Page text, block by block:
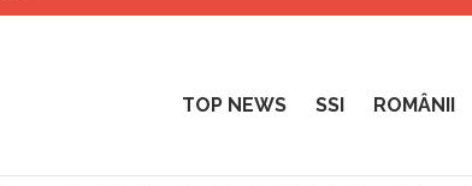
TOP NEWS SSI ROMÂNII